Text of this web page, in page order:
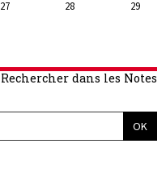
27 28
29
Rechercher dans les Notes